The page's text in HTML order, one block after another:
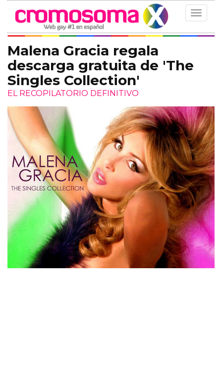
Toggle
Malena Gracia regala
descarga gratuita de 'The
Singles Collection'
EL RECOPILATORIO DEFINITIVO